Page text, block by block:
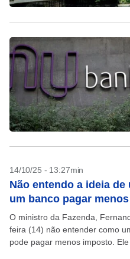
14/10/25 - 13:27min
Não entendo a ideia
um banco pagar
O ministro da Fazenda,
feira (14) não entender como
pode pagar menos imposto.